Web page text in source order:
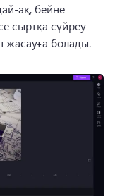
ақ, бейне
сыртқа сүйреу
жасауға болады.